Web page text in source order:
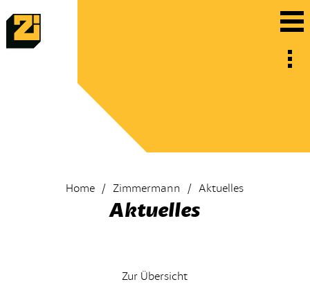
Home Zimmermann Aktuelles
Aktuelles
Zur Übersicht